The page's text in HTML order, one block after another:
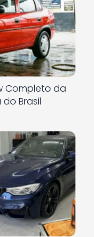
Completo da
Brasil